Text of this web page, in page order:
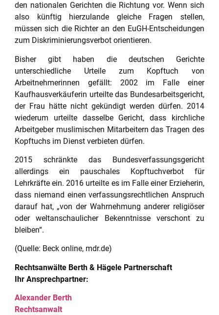
den nationalen Gerichten die Richtung vor. Wenn sich
also künftig hierzulande gleiche Fragen stellen,
müssen sich die Richter an den EuGH-Entscheidungen
zum Diskriminierungsverbot orientieren.
Bisher gibt haben die deutschen Gerichte
unterschiedliche Urteile zum Kopftuch von
Arbeitnehmerinnen gefällt: 2002 im Falle einer
Kaufhausverkäuferin urteilte das Bundesarbeitsgericht,
der Frau hätte nicht gekündigt werden dürfen. 2014
wiederum urteilte dasselbe Gericht, dass kirchliche
Arbeitgeber muslimischen Mitarbeitern das Tragen des
Kopftuchs im Dienst verbieten dürfen.
2015 schränkte das Bundesverfassungsgericht
allerdings ein pauschales Kopftuchverbot für
Lehrkräfte ein. 2016 urteilte es im Falle einer Erzieherin,
dass niemand einen verfassungsrechtlichen Anspruch
darauf hat, „von der Wahrnehmung anderer religiöser
oder weltanschaulicher Bekenntnisse verschont zu
bleiben“.
(Quelle: Beck online, mdr.de)
Rechtsanwälte Berth & Hägele Partnerschaft
Ihr Ansprechpartner:
Alexander Berth
Rechtsanwalt